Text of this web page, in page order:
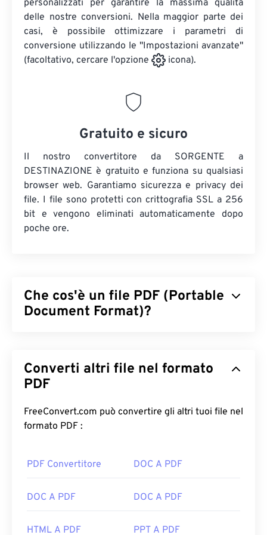
personalizzati per garantire la massima qualità
delle nostre conversioni. Nella maggior parte dei
casi, è possibile ottimizzare i parametri di
conversione utilizzando le "Impostazioni avanzate"
(facoltativo, cercare l'opzione
icona).
Gratuito e sicuro
Il nostro convertitore da SORGENTE a
DESTINAZIONE è gratuito e funziona su qualsiasi
browser web. Garantiamo sicurezza e privacy dei
file. I file sono protetti con crittografia SSL a 256
bit e vengono eliminati automaticamente dopo
poche ore.
Che cos'è un file PDF (Portable
Document Format)?
dei documenti di testo che delle immagini grafiche,
rendendolo uno dei formati di file più
PDF è così diffuso è la sua capacità di preservare la
formattazione originale del documento. I file PDF
Converti altri file nel formato
PDF
FreeConvert.com può convertire gli altri tuoi file nel
formato PDF :
PDF Convertitore DOC A PDF
DOC A PDF DOC A PDF
HTML A PDF PPT A PDF